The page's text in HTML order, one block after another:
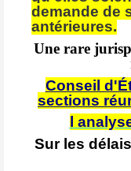
demande de
antérieures.
Une rare
Conseil
sections
l
Sur les